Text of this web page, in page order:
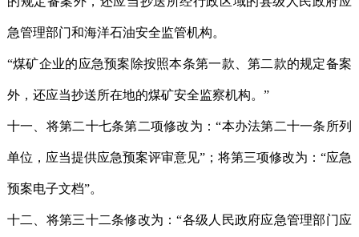
急管理部门和海洋石油安全监管机构。
“煤矿企业的应急预案除按照本条第一款、第二款的规定备案
外，还应当抄送所在地的煤矿安全监察机构。”
十一、将第二十七条第二项修改为：“本办法第二十一条所列
单位，应当提供应急预案评审意见”；将第三项修改为：“应急
预案电子文档”。
十二、将第三十二条修改为：“各级人民政府应急管理部门应